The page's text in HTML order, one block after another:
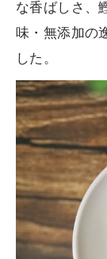
な香ばしさ、
味・無添加の
した。